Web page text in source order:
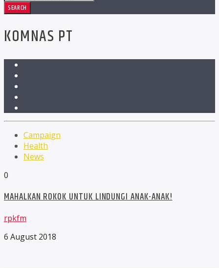
KOMNAS PT
Campaign
Health
News
0
MAHALKAN ROKOK UNTUK LINDUNGI ANAK-ANAK!
rpkfm
6 August 2018